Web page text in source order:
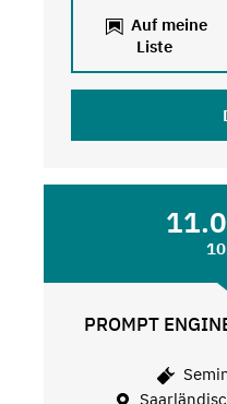
Auf meine
Liste
PROMPT